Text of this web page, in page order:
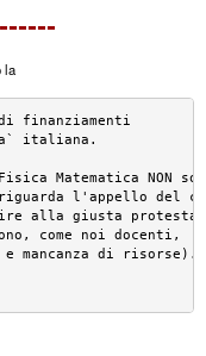
la
finanziamenti
italiana.
Matematica NON
l'appello del
alla giusta protesta
come noi docenti,
mancanza di risorse).